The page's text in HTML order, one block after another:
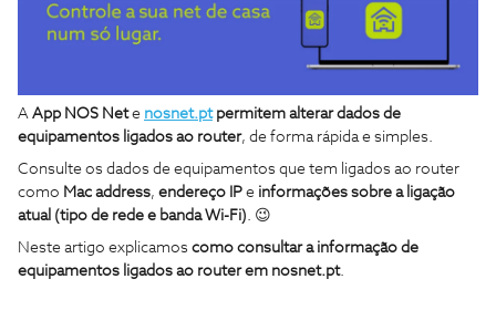
A App NOS Nete nosnet.pt permitem alterar dados de
equipamentos ligados ao router, de forma rápida e simples.
Consulte os dados de equipamentos que tem ligados ao router
como Mac address, endereço IP e informações sobre a ligação
atual (tipo de rede e banda Wi-Fi) . 😉
Neste artigo explicamos como consultar a informação de
equipamentos ligados ao router em nosnet.pt.